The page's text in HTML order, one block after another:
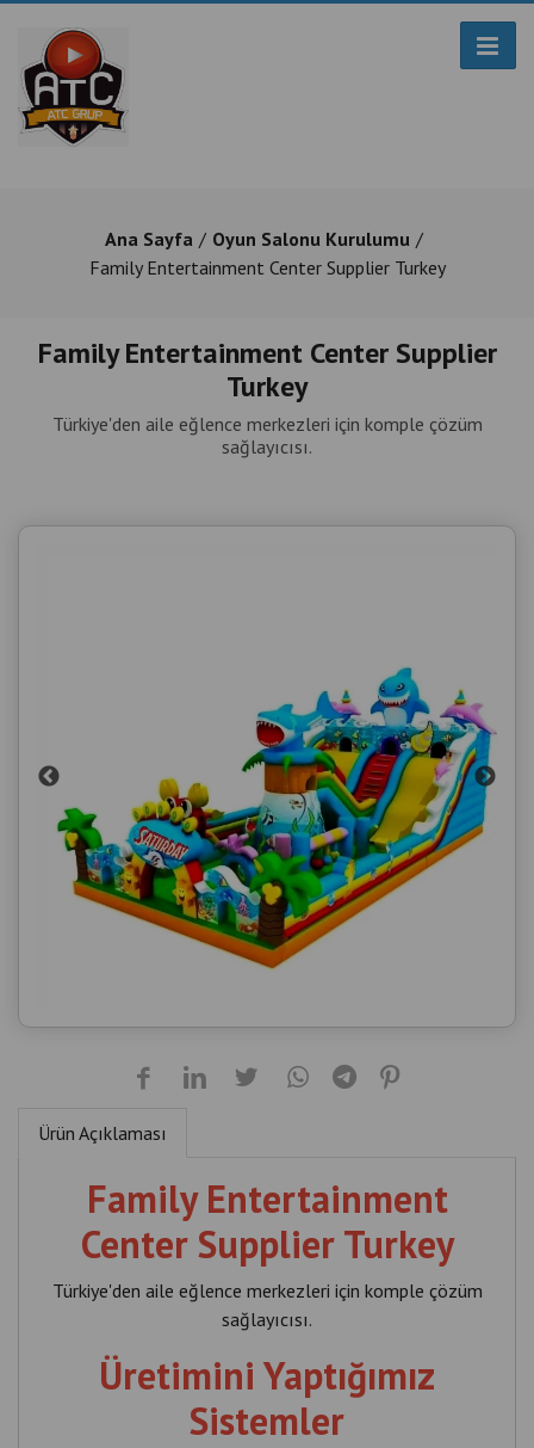
Ana Sayfa
Oyun Salonu Kurulumu
Family Entertainment Center Supplier Turkey
Family Entertainment Center Supplier
Turkey
Türkiye'den aile eğlence merkezleri için komple çözüm
sağlayıcısı.
Ürün Açıklaması
Family Entertainment
Center Supplier Turkey
Türkiye'den aile eğlence merkezleri için komple çözüm
sağlayıcısı.
Üretimini Yaptığımız
Sistemler